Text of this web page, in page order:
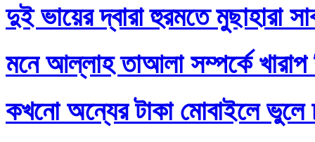
দুই ভায়ের দ্বারা হুরমতে মুছাহারা
মনে আল্লাহ তাআলা সম্পর্কে
কখনো অন্যের টাকা মোবাইলে ভুলে